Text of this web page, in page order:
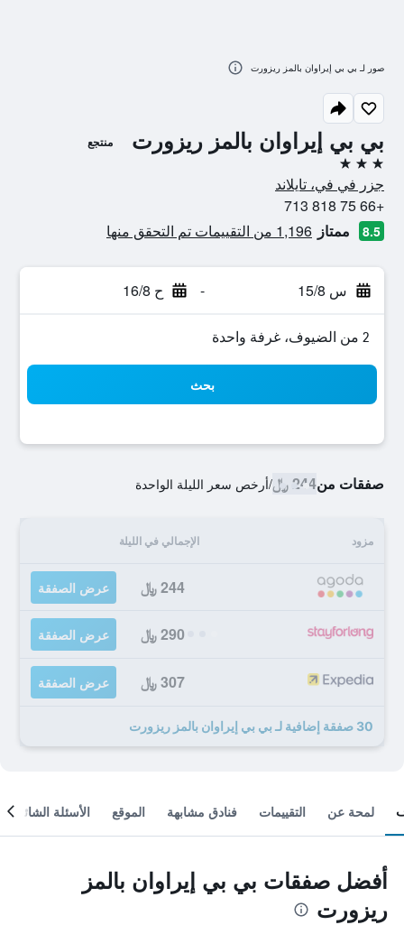
بي بي إيراوان بالمز ريزورت منتجع
3 نجوم
جزر في في، تايلاند
+66 75 818 713
8.5 ممتاز 1,196 من التقييمات تم التحقق منها
س 15/8 - ح 16/8
2 من الضيوف، غرفة واحدة
بحث
صفقات من244 ﷼ /أرخص سعر الليلة الواحدة
مزود الإجمالي في الليلة
244 ﷼ عرض الصفقة
290 ﷼ عرض الصفقة
307 ﷼ عرض الصفقة
30 صفقة إضافية لـ بي بي إيراوان بالمز ريزورت
صور لـ بي بي إيراوان بالمز ريزورت
لمحة عن التقييمات فنادق مشابهة الموقع الأسئلة الشائعة
أفضل صفقات بي بي إيراوان بالمز
ريزورت